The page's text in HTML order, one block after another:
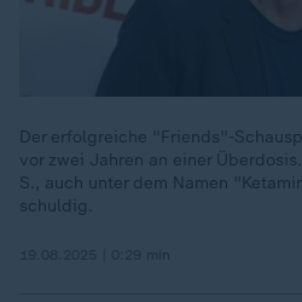
Der erfolgreiche "Friends"-
vor zwei Jahren an einer
S., auch unter dem Namen
schuldig.